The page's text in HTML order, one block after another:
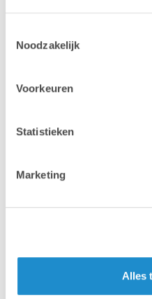
Noodzakelijk
Voorkeuren
Statistieken
Marketing
Alles